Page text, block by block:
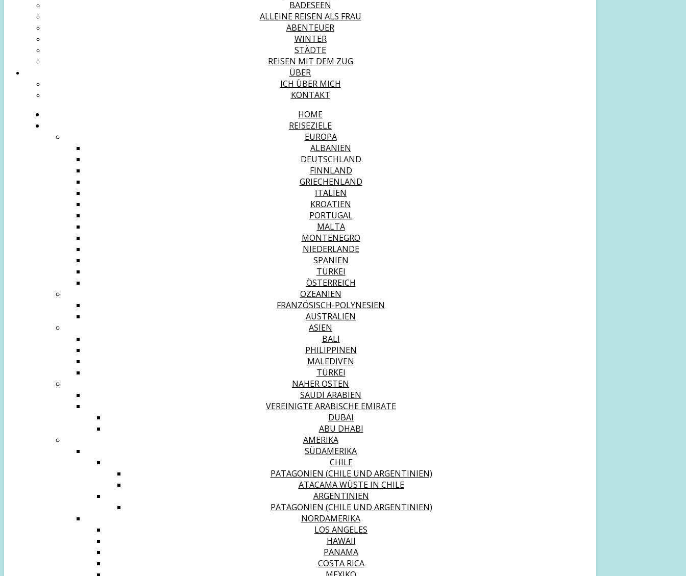
BADESEEN
ALLEINE REISEN ALS FRAU
ABENTEUER
WINTER
STÄDTE
REISEN MIT DEM ZUG
ÜBER
ICH ÜBER MICH
KONTAKT
HOME
REISEZIELE
EUROPA
ALBANIEN
DEUTSCHLAND
FINNLAND
GRIECHENLAND
ITALIEN
KROATIEN
PORTUGAL
MALTA
MONTENEGRO
NIEDERLANDE
SPANIEN
TÜRKEI
ÖSTERREICH
OZEANIEN
FRANZÖSISCH-POLYNESIEN
AUSTRALIEN
ASIEN
BALI
PHILIPPINEN
MALEDIVEN
TÜRKEI
NAHER OSTEN
SAUDI ARABIEN
VEREINIGTE ARABISCHE EMIRATE
DUBAI
ABU DHABI
AMERIKA
SÜDAMERIKA
CHILE
PATAGONIEN (CHILE UND ARGENTINIEN)
ATACAMA WÜSTE IN CHILE
ARGENTINIEN
PATAGONIEN (CHILE UND ARGENTINIEN)
NORDAMERIKA
LOS ANGELES
HAWAII
PANAMA
COSTA RICA